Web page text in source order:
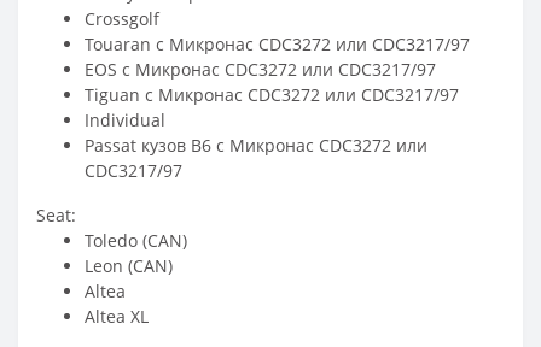
Crossgolf
Touaran с Микронас CDC3272 или CDC3217/97
EOS с Микронас CDC3272 или CDC3217/97
Tiguan с Микронас CDC3272 или CDC3217/97
Individual
Passat кузов B6 с Микронас CDC3272 или
CDC3217/97
Seat:
Toledo (CAN)
Leon (CAN)
Altea
Altea XL